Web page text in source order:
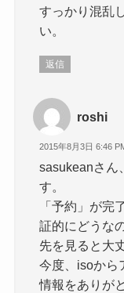
すっかり混乱
い。
返信
roshi
2015年8月3日 6:46
sasukeanさん
す。
「予約」が完
証的にどうな
先を見ると大
今度、isoから
情報をありが